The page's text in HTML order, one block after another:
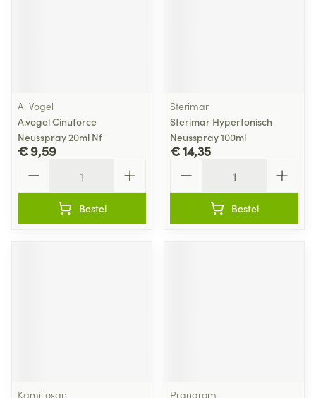
A. Vogel
A.vogel Cinuforce
Neusspray 20ml Nf
€ 9,59
Bestel
Sterimar
Sterimar Hypertonisch
Neusspray 100ml
€ 14,35
Bestel
Kamillosan Pranarom